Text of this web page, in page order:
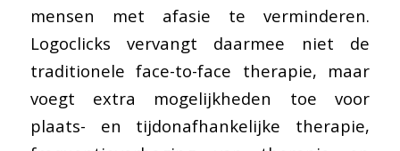
mensen met afasie te verminderen.
Logoclicks vervangt daarmee niet de
traditionele face-to-face therapie, maar
voegt extra mogelijkheden toe voor
plaats- en tijdonafhankelijke therapie,